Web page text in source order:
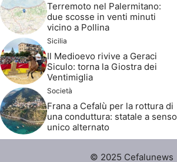
Terremoto nel Palermitano:
due scosse in venti minuti
vicino a Pollina
Sicilia
Il Medioevo rivive a Geraci
Siculo: torna la Giostra dei
Ventimiglia
Società
Frana a Cefalù per la rottura di
una conduttura: statale a senso
unico alternato
© 2025 Cefalunews